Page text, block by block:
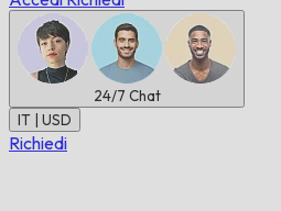
24/7 Chat
IT | USD
Richiedi